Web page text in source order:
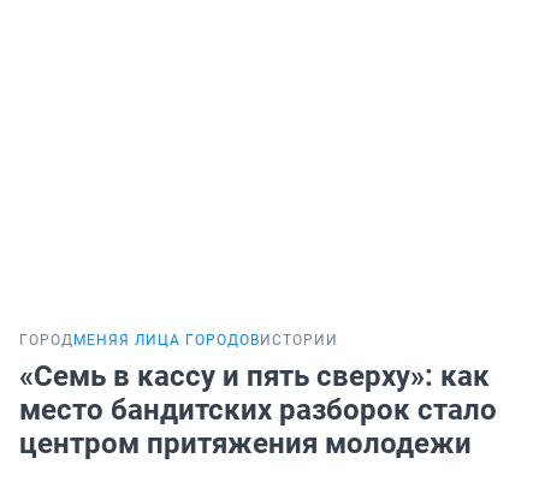
ГОРОД МЕНЯЯ ЛИЦА ГОРОДОВ ИСТОРИИ
«Семь в кассу и пять сверху»: как
место бандитских разборок стало
центром притяжения молодежи